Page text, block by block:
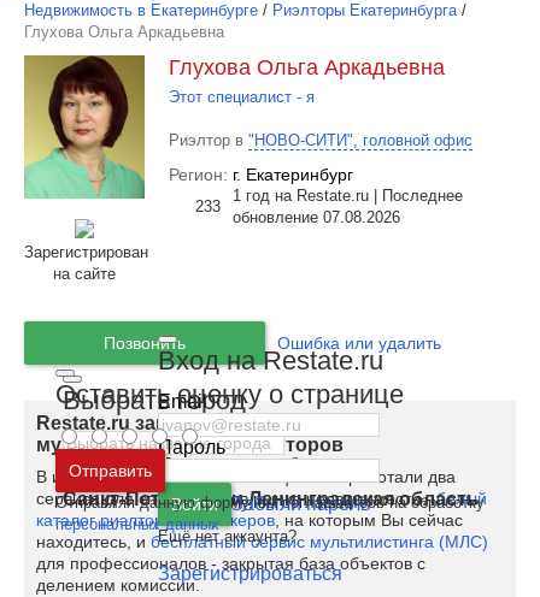
Выбрать город
Москва и
Московская область
Санкт-Петербург иЛенинградская область
Вход на Restate.ru
Email
Пароль
Войти Забыли пароль
Ещё нет аккаунта?
Зарегистрироваться
Недвижимость в Екатеринбурге / Риэлторы Екатеринбурга /
Глухова Ольга Аркадьевна
Зарегистрирован
на сайте
Глухова Ольга Аркадьевна
Этот специалист - я
Риэлтор в "НОВО-СИТИ", головной офис
Регион: г. Екатеринбург
233
1 год на Restate.ru | Последнее
обновление 07.08.2026
Позвонить Ошибка или удалить
Restate.ru запускает закрытую базу
мультилистинга для риэлторов
В июне 2020 на Restate полноценно заработали два
сервиса для специалистов рынка недвижимости -белый
каталог риэлторов и брокеров, на которым Вы сейчас
находитесь, и бесплатный сервис мультилистинга (МЛС)
для профессионалов - закрытая база объектов с
делением комиссии.
Оставить оценку о странице
Отправить
Отправляя данную форму, вы соглашаетесь на обработку
персональных данных